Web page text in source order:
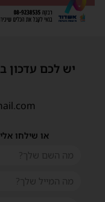
יש לכם עדכון
או שילחו